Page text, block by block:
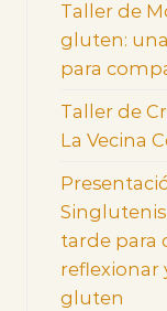
Taller de
gluten:
para
Taller de
La Vecina
tarde para
reflexionar
gluten